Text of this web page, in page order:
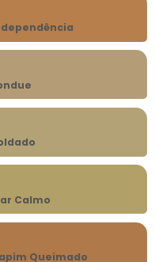
Calmo
Queimado